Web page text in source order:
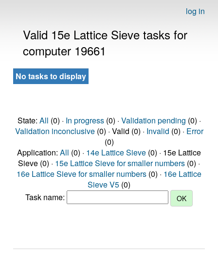
log in
Valid 15e Lattice Sieve tasks for
computer 19661
No tasks to display
State: All (0) · In progress(0) · Validation pending (0) ·
Validation inconclusive(0) · Valid (0) · Invalid (0) · Error
(0)
Application: All (0) · 14e Lattice Sieve (0) · 15e Lattice
Sieve (0) · 15e Lattice Sieve for smaller numbers (0) ·
16e Lattice Sieve for smaller numbers (0) · 16e Lattice
Sieve V5 (0)
Task name: